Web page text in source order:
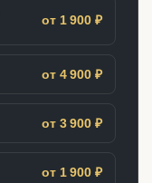
от 1 900 ₽
от 4 900 ₽
от 3 900 ₽
от 1 900 ₽